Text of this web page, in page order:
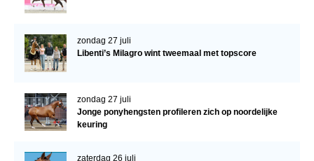
zondag 27 juli
Libenti’s Milagro wint tweemaal met topscore
zondag 27 juli
Jonge ponyhengsten profileren zich op noordelijke
keuring
zaterdag 26 juli